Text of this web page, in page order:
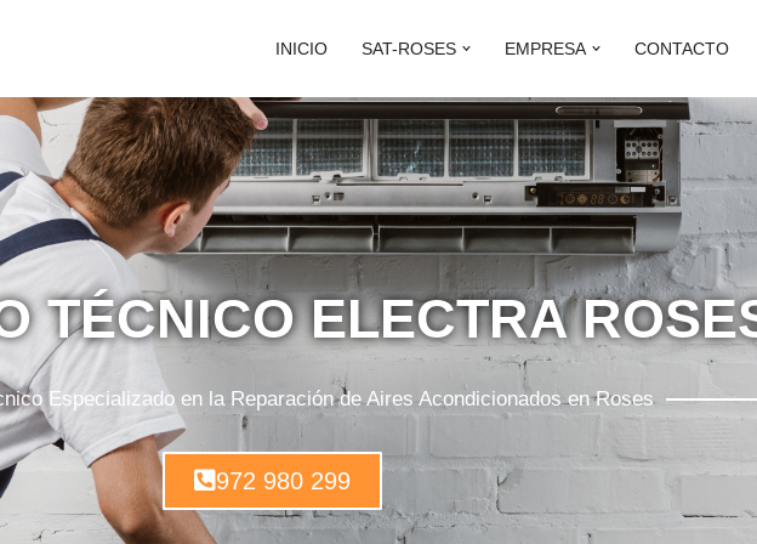
INICIO SAT-ROSES EMPRESA CONTACTO
TÉCNICO ELECTRA
Especializado en la Reparación de Aires Acondicionados en Roses
972 980 299